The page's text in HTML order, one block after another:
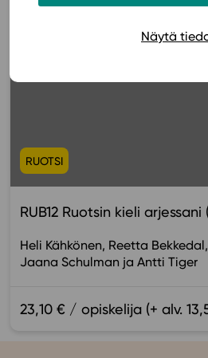
Näytä
RUOTSI
RUB12 Ruotsin kieli arjessani
Heli Kähkönen Reetta Bekkedal
Jaana Schulman
Antti Tiger
23,10 € / opiskelija (+ alv.